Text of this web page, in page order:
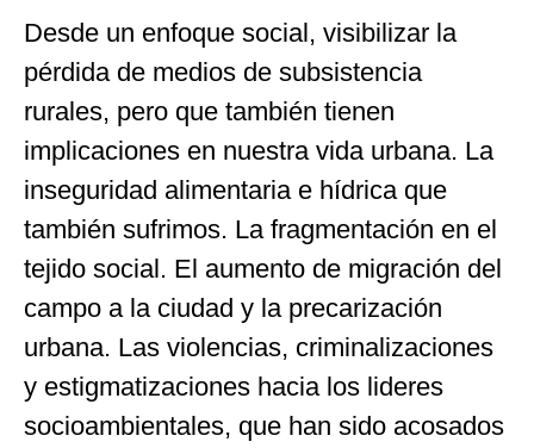
Desde un enfoque social, visibilizar la
pérdida de medios de subsistencia
rurales, pero que también tienen
implicaciones en nuestra vida urbana. La
inseguridad alimentaria e hídrica que
también sufrimos. La fragmentación en el
tejido social. El aumento de migración del
campo a la ciudad y la precarización
urbana. Las violencias, criminalizaciones
y estigmatizaciones hacia los lideres
socioambientales, que han sido acosados